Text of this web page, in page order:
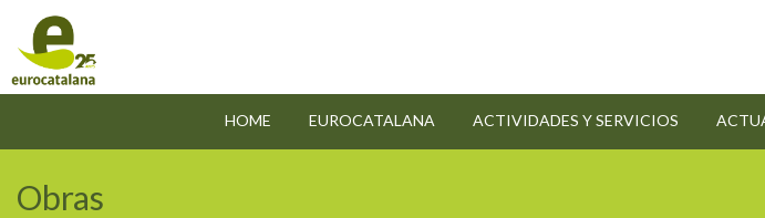
HOME EUROCATALANA ACTIVIDADES Y SERVICIOS
Obras